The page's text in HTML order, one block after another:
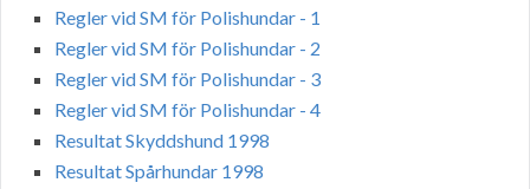
Regler vid SM för Polishundar - 1
Regler vid SM för Polishundar - 2
Regler vid SM för Polishundar - 3
Regler vid SM för Polishundar - 4
Resultat Skyddshund 1998
Resultat Spårhundar 1998